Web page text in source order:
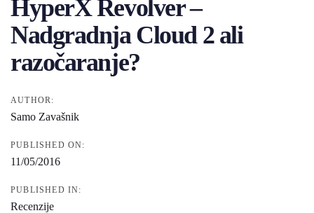
content
HyperX Revolver –
Nadgradnja Cloud 2 ali
razočaranje?
AUTHOR:
Samo Zavašnik
PUBLISHED ON:
11/05/2016
PUBLISHED IN:
Recenzije